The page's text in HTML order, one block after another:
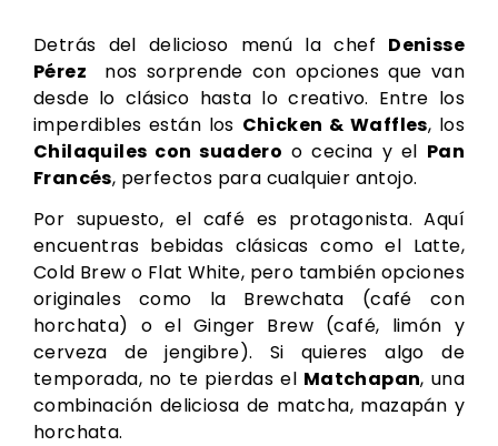
Detrás del delicioso menú la chef Denisse
Pérez nos sorprende con opciones que van
desde lo clásico hasta lo creativo. Entre los
imperdibles están los Chicken & Waffles, los
Chilaquiles con suadero o cecina y el Pan
Francés, perfectos para cualquier antojo.
Por supuesto, el café es protagonista. Aquí
encuentras bebidas clásicas como el Latte,
Cold Brew o Flat White, pero también opciones
originales como la Brewchata (café con
horchata) o el Ginger Brew (café, limón y
cerveza de jengibre). Si quieres algo de
temporada, no te pierdas el Matchapan, una
combinación deliciosa de matcha, mazapán y
horchata.